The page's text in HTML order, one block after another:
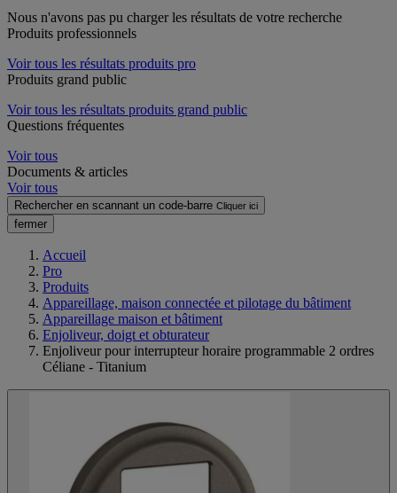
Nous n'avons pas pu charger les résultats de votre recherche
Produits professionnels
Voir tous les résultats produits pro
Produits grand public
Voir tous les résultats produits grand public
Questions fréquentes
Voir tous
Documents & articles
Voir tous
Rechercher en scannant un code-barre Cliquer ici
fermer
Accueil
Pro
Produits
Appareillage, maison connectée et pilotage du bâtiment
Appareillage maison et bâtiment
Enjoliveur, doigt et obturateur
Enjoliveur pour interrupteur horaire programmable 2 ordres
Céliane - Titanium